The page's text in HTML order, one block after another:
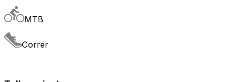
MTB
Correr